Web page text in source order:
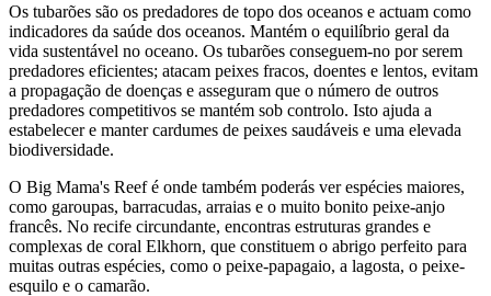
Os tubarões são os predadores de topo dos oceanos e actuam como
indicadores da saúde dos oceanos. Mantém o equilíbrio geral da
vida sustentável no oceano. Os tubarões conseguem-no por serem
predadores eficientes; atacam peixes fracos, doentes e lentos, evitam
a propagação de doenças e asseguram que o número de outros
predadores competitivos se mantém sob controlo. Isto ajuda a
estabelecer e manter cardumes de peixes saudáveis e uma elevada
biodiversidade.
O Big Mama's Reef é onde também poderás ver espécies maiores,
como garoupas, barracudas, arraias e o muito bonito peixe-anjo
francês. No recife circundante, encontras estruturas grandes e
complexas de coral Elkhorn, que constituem o abrigo perfeito para
muitas outras espécies, como o peixe-papagaio, a lagosta, o peixe-
esquilo e o camarão.